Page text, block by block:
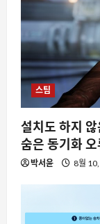
스팀
설치도 하지
숨은 동기화
박서윤 8월